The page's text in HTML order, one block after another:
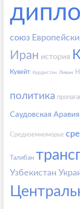
союз
Иран история
Кувейт Курдистан Ливан
политика
Саудовская Аравия
Средиземноморье
Талибан
Узбекистан